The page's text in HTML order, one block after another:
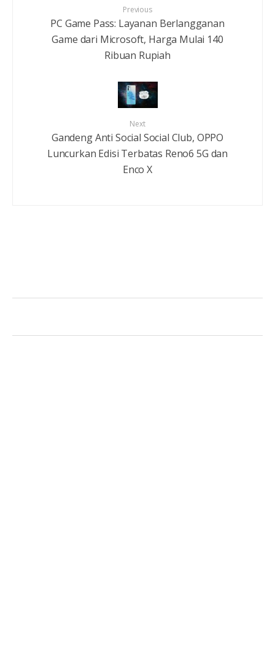
Previous
PC Game Pass: Layanan Berlangganan
Game dari Microsoft, Harga Mulai 140
Ribuan Rupiah
Next
Gandeng Anti Social Social Club, OPPO
Luncurkan Edisi Terbatas Reno6 5G dan
Enco X